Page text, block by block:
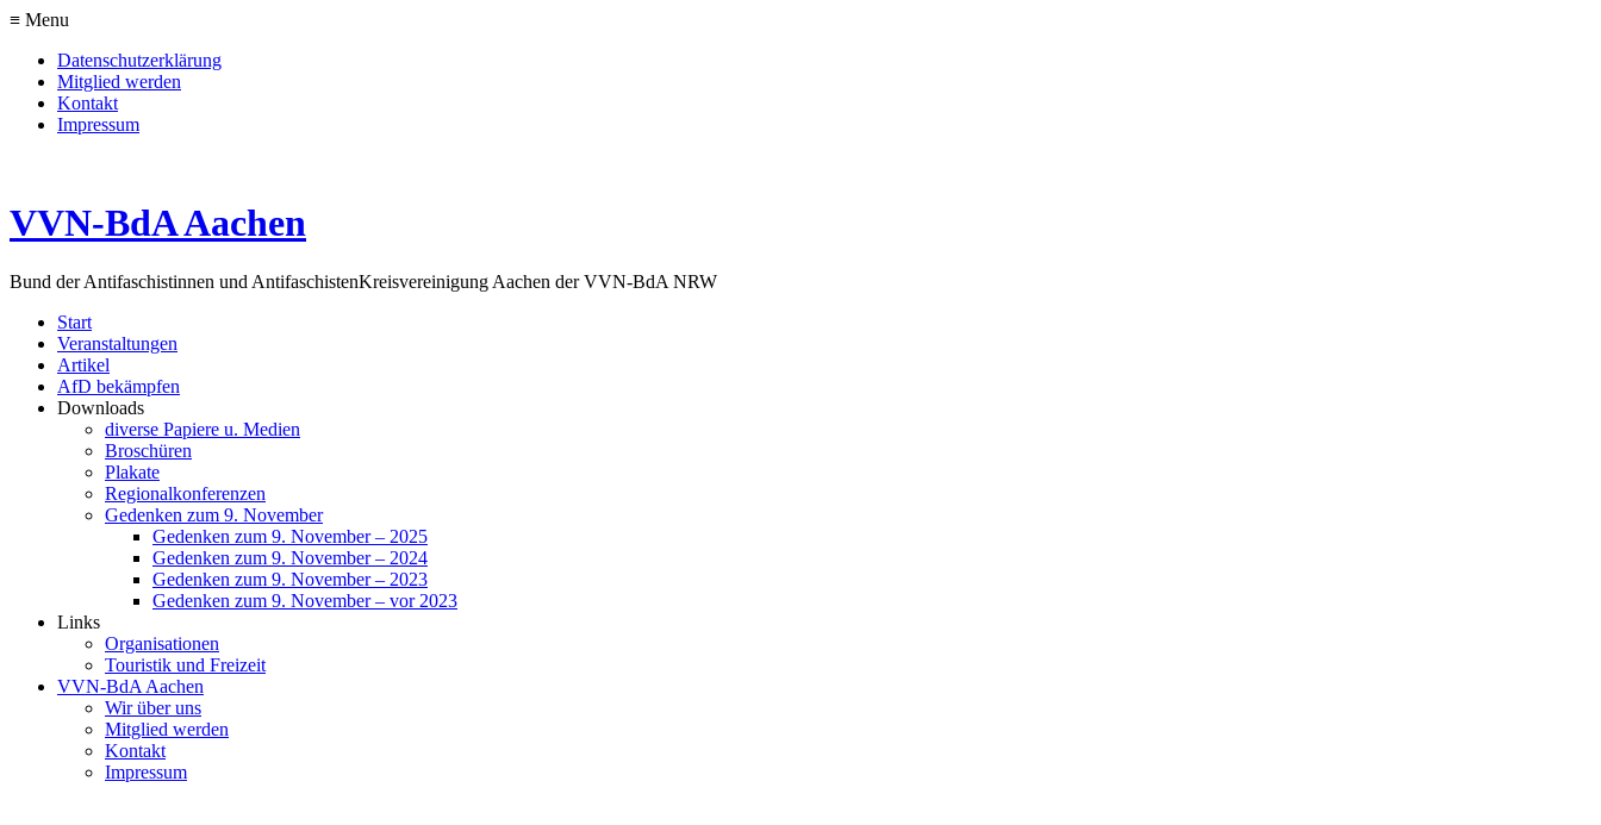
≡ Menu
Datenschutzerklärung
Mitglied werden
Kontakt
Impressum
VVN-BdA Aachen
Bund der Antifaschistinnen und AntifaschistenKreisvereinigung Aachen der VVN-BdA NRW
Start
Veranstaltungen
Artikel
AfD bekämpfen
Downloads
diverse Papiere u. Medien
Broschüren
Plakate
Regionalkonferenzen
Gedenken zum 9. November
Gedenken zum 9. November – 2025
Gedenken zum 9. November – 2024
Gedenken zum 9. November – 2023
Gedenken zum 9. November – vor 2023
Links
Organisationen
Touristik und Freizeit
VVN-BdA Aachen
Wir über uns
Mitglied werden
Kontakt
Impressum